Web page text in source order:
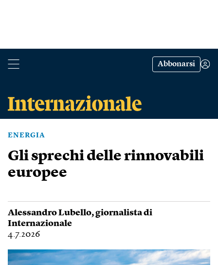
Abbonarsi
ENERGIA
Gli sprechi delle rinnovabili
europee
Alessandro Lubello, giornalista di
Internazionale
4.7.2026